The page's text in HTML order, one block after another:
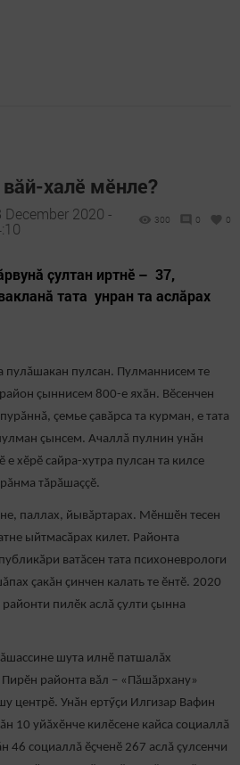
халӗ мӗнле?
December 2020 -
300 0 0
ҫултан иртнӗ – 37,
тата унран та аслăрах
пулăшакан пулсан. Пулманнисем те
çыннисем 800-е яхӑн. Вӗсенчен
çемье çавăрса та курман, е тата
çынсем. Ачаллă пулнин унăн
хӗрӗ сайра-хутра пулсан та килсе
тӑрӑшаççӗ.
паллах, йывăртарах. Мӗншӗн тесен
ыйтмасӑрах килет. Районта
ватăсен тата психоневрологи
çакăн ҫинчен калать те ӗнтӗ. 2020
районти пилӗк аслă çулти çынна
шута илнӗ патшалăх
районта вăл – «Пăшăрхану»
центрӗ. Унăн ертӳҫи Илгизар Вафин
10 уйăхӗнче килӗсене кайса социаллӑ
46 социаллă ӗҫченӗ 267 аслă çулсенчи